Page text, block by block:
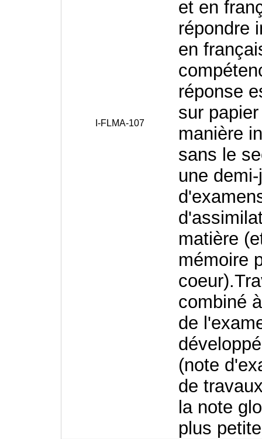
I-FLMA-107
et en
répondre
en
réponse
sur
manière
sans le
une
matière
mémoire
combiné
de
(note
de
la note
plus